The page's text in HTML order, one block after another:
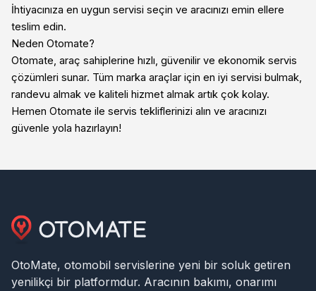
İhtiyacınıza en uygun servisi seçin ve aracınızı emin ellere
teslim edin.
Neden Otomate?
Otomate, araç sahiplerine hızlı, güvenilir ve ekonomik servis
çözümleri sunar. Tüm marka araçlar için en iyi servisi bulmak,
randevu almak ve kaliteli hizmet almak artık çok kolay.
Hemen Otomate ile servis tekliflerinizi alın ve aracınızı
güvenle yola hazırlayın!
OtoMate, otomobil servislerine yeni bir soluk getiren
yenilikçi bir platformdur. Aracının bakımı, onarımı